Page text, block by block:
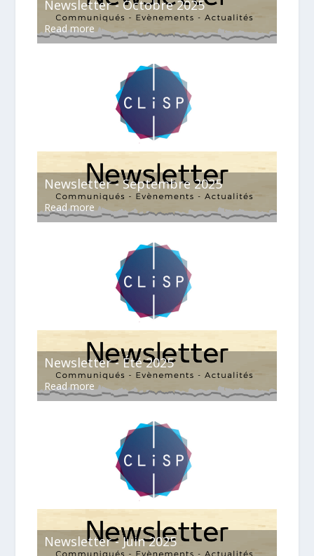
Newsletter - Octobre 2025
Read more
Newsletter - Septembre 2025
Read more
Newsletter - Été 2025
Read more
Newsletter - Juin 2025